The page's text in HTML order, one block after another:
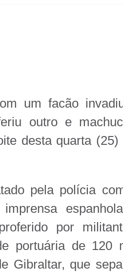
um facão
outro e
desta quarta (25)
pela polícia
por
portuária de 120
Gibraltar, que